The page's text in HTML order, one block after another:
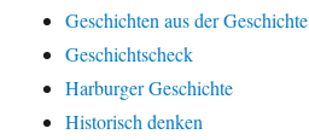
Geschichten aus der Geschichte
Geschichtscheck
Harburger Geschichte
Historisch denken